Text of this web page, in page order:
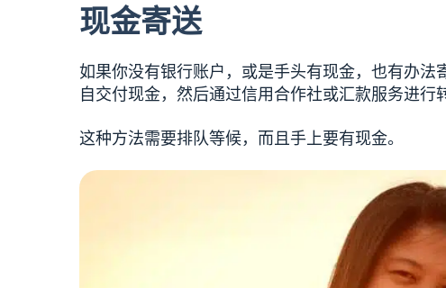
现金寄送
如果你没有银行账户，或是手头有现金，也有办法
自交付现金，然后通过信用合作社或汇款服务进行
这种方法需要排队等候，而且手上要有现金。